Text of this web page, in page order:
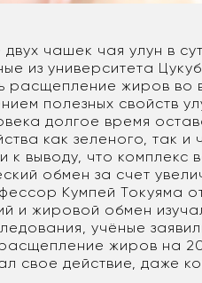
чашек чая улун в
из университета
расщепление жиров во
полезных свойств
долгое время
как зеленого, так
к выводу, что комплекс
обмен за счет
Кумпей Токуяма
и жировой обмен
учёные
жиров на
свое действие, даже